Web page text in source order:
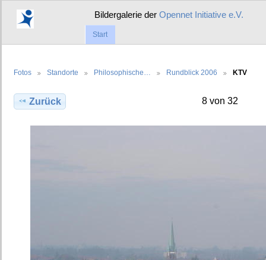
Bildergalerie derOpennet Initiative e.V.
Start
Fotos Standorte Philosophische… Rundblick 2006 KTV
Zurück 8 von 32